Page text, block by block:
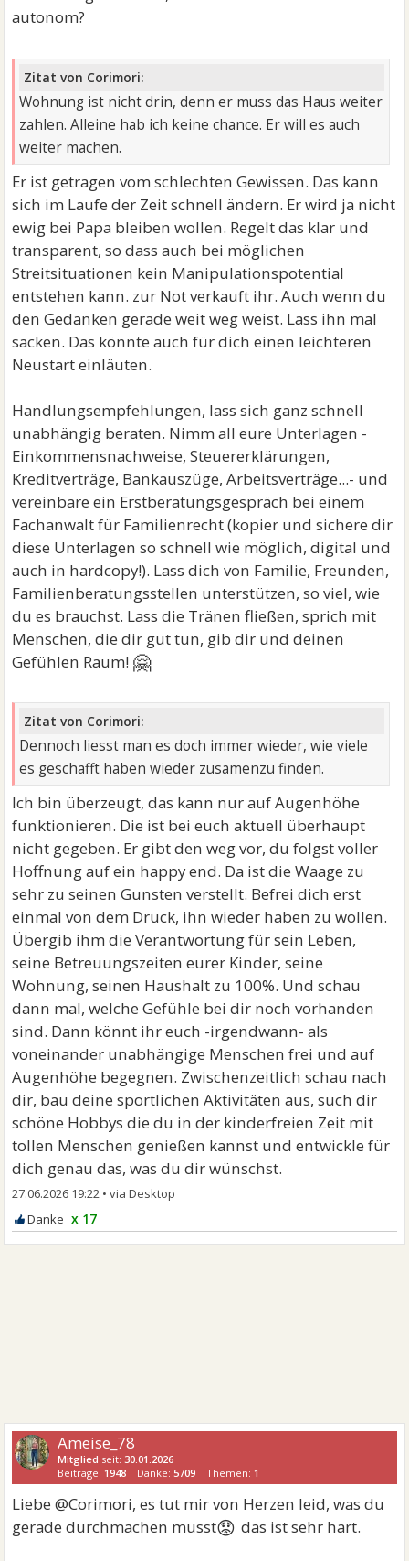
autonom?
Zitat von Corimori:
Wohnung ist nicht drin, denn er muss das Haus weiter
zahlen. Alleine hab ich keine chance. Er will es auch
weiter machen.
Er ist getragen vom schlechten Gewissen. Das kann
sich im Laufe der Zeit schnell ändern. Er wird ja nicht
ewig bei Papa bleiben wollen. Regelt das klar und
transparent, so dass auch bei möglichen
Streitsituationen kein Manipulationspotential
entstehen kann. zur Not verkauft ihr. Auch wenn du
den Gedanken gerade weit weg weist. Lass ihn mal
sacken. Das könnte auch für dich einen leichteren
Neustart einläuten.
Handlungsempfehlungen, lass sich ganz schnell
unabhängig beraten. Nimm all eure Unterlagen -
Einkommensnachweise, Steuererklärungen,
Kreditverträge, Bankauszüge, Arbeitsverträge...- und
vereinbare ein Erstberatungsgespräch bei einem
Fachanwalt für Familienrecht (kopier und sichere dir
diese Unterlagen so schnell wie möglich, digital und
auch in hardcopy!). Lass dich von Familie, Freunden,
Familienberatungsstellen unterstützen, so viel, wie
du es brauchst. Lass die Tränen fließen, sprich mit
Menschen, die dir gut tun, gib dir und deinen
Gefühlen Raum! 🤗
Zitat von Corimori:
Dennoch liesst man es doch immer wieder, wie viele
es geschafft haben wieder zusamenzu finden.
Ich bin überzeugt, das kann nur auf Augenhöhe
funktionieren. Die ist bei euch aktuell überhaupt
nicht gegeben. Er gibt den weg vor, du folgst voller
Hoffnung auf ein happy end. Da ist die Waage zu
sehr zu seinen Gunsten verstellt. Befrei dich erst
einmal von dem Druck, ihn wieder haben zu wollen.
Übergib ihm die Verantwortung für sein Leben,
seine Betreuungszeiten eurer Kinder, seine
Wohnung, seinen Haushalt zu 100%. Und schau
dann mal, welche Gefühle bei dir noch vorhanden
sind. Dann könnt ihr euch -irgendwann- als
voneinander unabhängige Menschen frei und auf
Augenhöhe begegnen. Zwischenzeitlich schau nach
dir, bau deine sportlichen Aktivitäten aus, such dir
schöne Hobbys die du in der kinderfreien Zeit mit
tollen Menschen genießen kannst und entwickle für
dich genau das, was du dir wünschst.
27.06.2026 19:22 •
x 17
Ameise_78
Mitglied seit:30.01.2026
Beiträge: 1948 Danke:5709 Themen: 1
Liebe @Corimori, es tut mir von Herzen leid, was du
gerade durchmachen musst😟 das ist sehr hart.